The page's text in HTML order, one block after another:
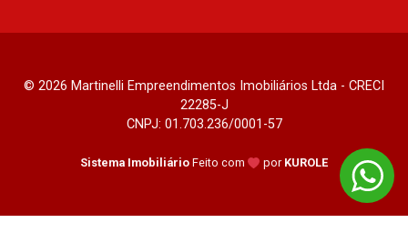
© 2026 Martinelli Empreendimentos Imobiliários Ltda - CRECI
22285-J
CNPJ: 01.703.236/0001-57
Sistema Imobiliário Feito com por KUROLE